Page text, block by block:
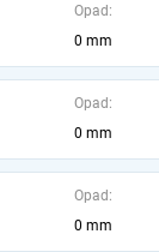
Opad:
0 mm
Opad:
0 mm
Opad:
0 mm